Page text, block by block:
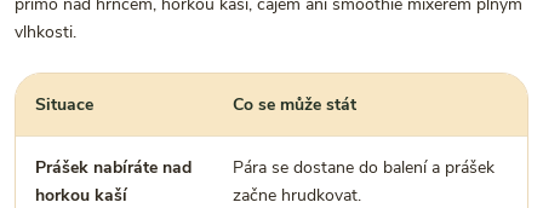
vlhkosti.
Situace Co se může stát
Prášek nabíráte nad
horkou kaší
Pára se dostane do balení a prášek
začne hrudkovat.